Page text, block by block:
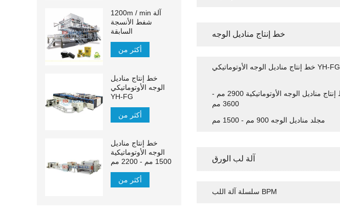
خط إنتاج مناديل الوجه
خط إنتاج مناديل الوجه الأوتوماتيكي YH-FG
خط إنتاج مناديل الوجه الأوتوماتيكية 2900 مم -
3600 مم
مجلد مناديل الوجه 900 مم - 1500 مم
آلة لب الورق
سلسلة آلة اللب BPM
1200m / min آلة
شفط الأنسجة
السابقة
أكثر من
خط إنتاج مناديل
الوجه الأوتوماتيكي
YH-FG
أكثر من
خط إنتاج مناديل
الوجه الأوتوماتيكية
1500 مم - 2200 مم
أكثر من